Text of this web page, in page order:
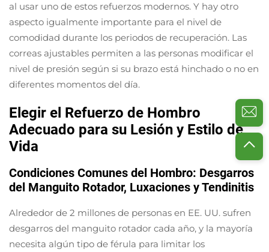
al usar uno de estos refuerzos modernos. Y hay otro
aspecto igualmente importante para el nivel de
comodidad durante los periodos de recuperación. Las
correas ajustables permiten a las personas modificar el
nivel de presión según si su brazo está hinchado o no en
diferentes momentos del día.
Elegir el Refuerzo de Hombro
Adecuado para su Lesión y Estilo de
Vida
Condiciones Comunes del Hombro: Desgarros
del Manguito Rotador, Luxaciones y Tendinitis
Alrededor de 2 millones de personas en EE. UU. sufren
desgarros del manguito rotador cada año, y la mayoría
necesita algún tipo de férula para limitar los